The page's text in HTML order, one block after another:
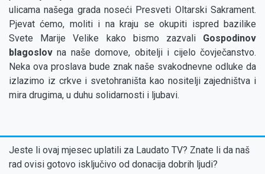
ulicama našega grada noseći Presveti Oltarski Sakrament.
Pjevat ćemo, moliti i na kraju se okupiti ispred bazilike
Svete Marije Velike kako bismo zazvali Gospodinov
blagoslov na naše domove, obitelji i cijelo čovječanstvo.
Neka ova proslava bude znak naše svakodnevne odluke da
izlazimo iz crkve i svetohraništa kao nositelji zajedništva i
mira drugima, u duhu solidarnosti i ljubavi.
Jeste li ovaj mjesec uplatili za Laudato TV? Znate li da naš
rad ovisi gotovo isključivo od donacija dobrih ljudi?